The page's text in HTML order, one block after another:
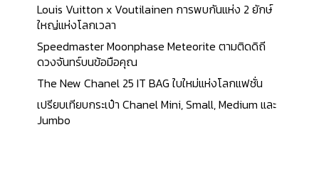
Louis Vuitton x Voutilainen การพบกันแห่ง 2 ยักษ์
ใหญ่แห่งโลกเวลา
Speedmaster Moonphase Meteorite ตามติดดิถี
ดวงจันทร์บนข้อมือคุณ
The New Chanel 25 IT BAG ใบใหม่แห่งโลกแฟชั่น
เปรียบเทียบกระเป๋า Chanel Mini, Small, Medium และ
Jumbo